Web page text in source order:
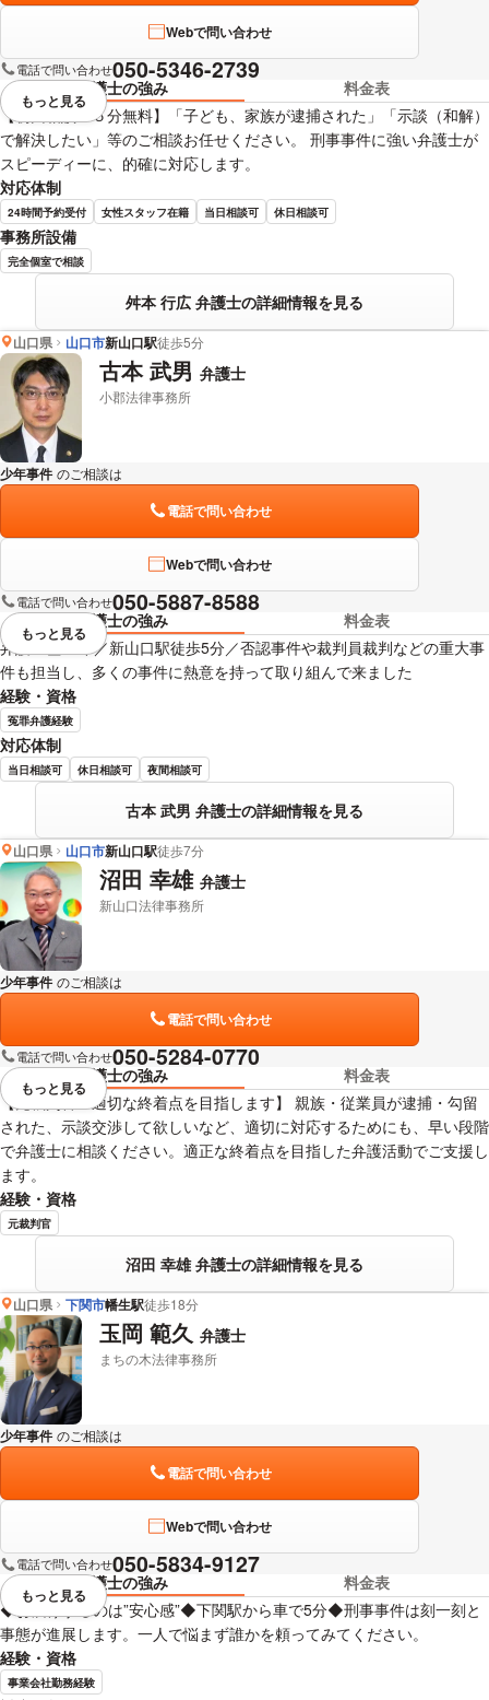
Webで問い合わせ
電話で問い合わせ050-5346-2739
弁護士の強み
料金表
【初回相談４５分無料】「子ども、家族が逮捕された」「示談（和解）
で解決したい」等のご相談お任せください。 刑事事件に強い弁護士が
スピーディーに、的確に対応します。
対応体制
24時間予約受付 女性スタッフ在籍 当日相談可 休日相談可
事務所設備
完全個室で相談
舛本 行広 弁護士の詳細情報を見る
視覚的に省略されている要素を
もっと見る
山口県 山口市新山口駅徒歩5分
古本 武男 弁護士
小郡法律事務所
少年事件 のご相談は
電話で問い合わせ
Webで問い合わせ
電話で問い合わせ050-5887-8588
弁護士の強み
料金表
弁護士歴18年／新山口駅徒歩5分／否認事件や裁判員裁判などの重大事
件も担当し、多くの事件に熱意を持って取り組んで来ました
経験・資格
冤罪弁護経験
対応体制
当日相談可 休日相談可 夜間相談可
古本 武男 弁護士の詳細情報を見る
視覚的に省略されている要素を
もっと見る
山口県 山口市新山口駅徒歩7分
沼田 幸雄 弁護士
新山口法律事務所
少年事件 のご相談は
電話で問い合わせ
電話で問い合わせ050-5284-0770
弁護士の強み
料金表
【元裁判官・適切な終着点を目指します】 親族・従業員が逮捕・勾留
された、示談交渉して欲しいなど、適切に対応するためにも、早い段階
で弁護士に相談ください。適正な終着点を目指した弁護活動でご支援し
ます。
経験・資格
元裁判官
沼田 幸雄 弁護士の詳細情報を見る
視覚的に省略されている要素を
もっと見る
山口県 下関市幡生駅徒歩18分
玉岡 範久 弁護士
まちの木法律事務所
少年事件 のご相談は
電話で問い合わせ
Webで問い合わせ
電話で問い合わせ050-5834-9127
弁護士の強み
料金表
◆お届けするのは”安心感”◆下関駅から車で5分◆刑事事件は刻一刻と
事態が進展します。一人で悩まず誰かを頼ってみてください。
経験・資格
事業会社勤務経験
視覚的に省略されている要素を
もっと見る